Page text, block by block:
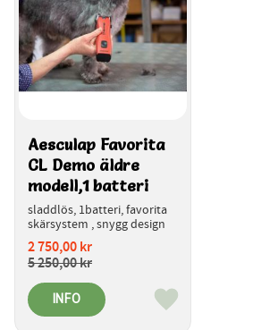
Aesculap Favorita
CL Demo äldre
modell,1 batteri
sladdlös, 1batteri, favorita
skärsystem , snygg design
2 750,00kr
5 250,00kr
Lägg till i favoriter
INFO